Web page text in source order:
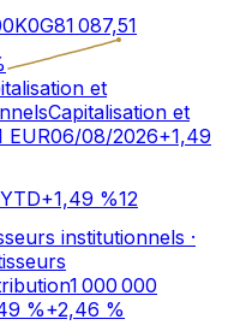
1 087,51
et
Capitalisation et
EUR06/08/2026+1,49
YTD+1,49 %12
institutionnels ·
1 000 000
%+2,46 %